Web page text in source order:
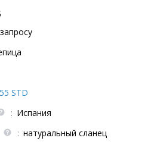
STD
: Испания
: натуральный сланец